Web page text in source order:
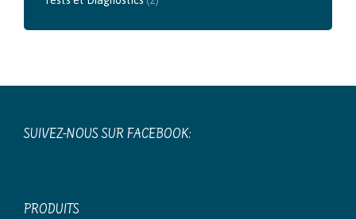
SUIVEZ-NOUS SUR FACEBOOK:
PRODUITS